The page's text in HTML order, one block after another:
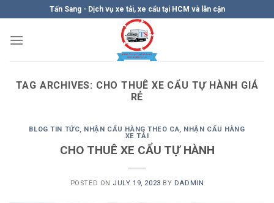
content
Tấn Sang - Dịch vụ xe tải, xe cẩu tại HCM và lân cận
TAG ARCHIVES: CHO THUÊ XE CẨU TỰ HÀNH GIÁ
RẺ
BLOG TIN TỨC, NHẬN CẨU HÀNG THEO CA, NHẬN CẨU HÀNG
XE TẢI
CHO THUÊ XE CẨU TỰ HÀNH
POSTED ON JULY 19, 2023 BY DADMIN